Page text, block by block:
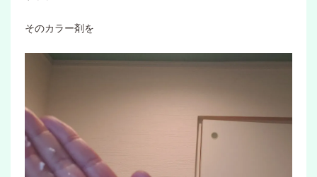
そのカラー剤を